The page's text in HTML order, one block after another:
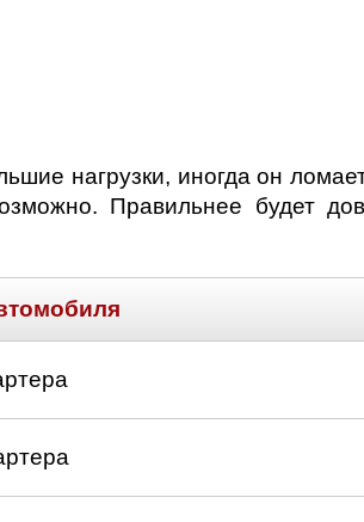
нагрузки, иногда он
Правильнее будет